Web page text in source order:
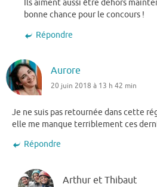
Ils aiment aussi être dehors
bonne chance pour le concours !
Répondre
Aurore
20 juin 2018 à 13 h 42 min
Je ne suis pas retournée dans cette
elle me manque terriblement ces
Répondre
Arthur et Thibaut